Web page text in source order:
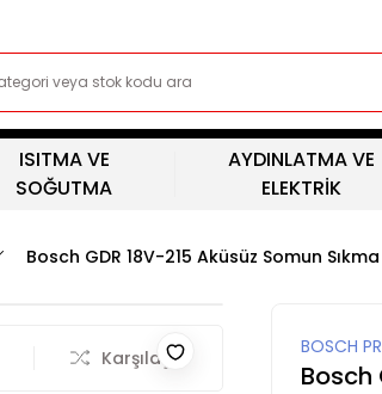
ISITMA VE
SOĞUTMA
AYDINLATMA VE
ELEKTRİK
Bosch GDR 18V-215 Aküsüz Somun
Karşılaştır BOSCH
Bosch